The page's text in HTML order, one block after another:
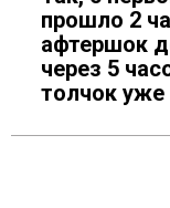
прошло 2
афтершок
через 5
толчок уже